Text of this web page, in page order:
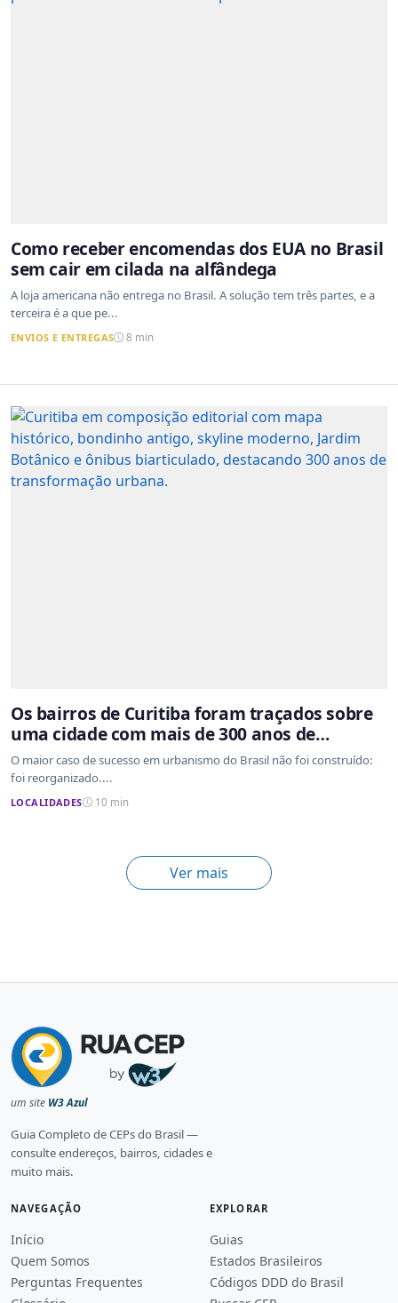
Como receber encomendas dos EUA no Brasil
sem cair em cilada na alfândega
A loja americana não entrega no Brasil. A solução tem três partes, e a
terceira é a que pe...
ENVIOS E ENTREGAS 8 min
Os bairros de Curitiba foram traçados sobre
uma cidade com mais de 300 anos de
ocupação desordenada
O maior caso de sucesso em urbanismo do Brasil não foi construído:
foi reorganizado....
LOCALIDADES 10 min
Ver mais
um site W3 Azul
Guia Completo de CEPs do Brasil —
consulte endereços, bairros, cidades e
muito mais.
NAVEGAÇÃO
Início
Quem Somos
Perguntas Frequentes
EXPLORAR
Guias
Estados Brasileiros
Códigos DDD do Brasil